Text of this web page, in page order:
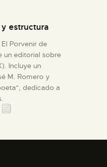
estructura
El Porvenir de
un editorial sobre
Incluye un
M. Romero y
dedicado a